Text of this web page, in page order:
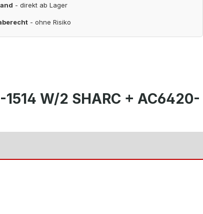
- direkt ab Lager
- ohne Risiko
W/2 SHARC + AC6420-